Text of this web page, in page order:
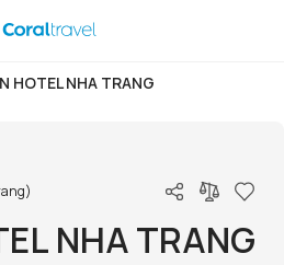
HOTEL NHA TRANG
NHA TRANG